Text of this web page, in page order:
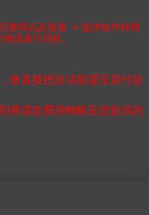
整商品及發票 → 提供收件時間
流進行回收。
會直接把款項刷退至原付款
將退款費用轉帳至您提供的